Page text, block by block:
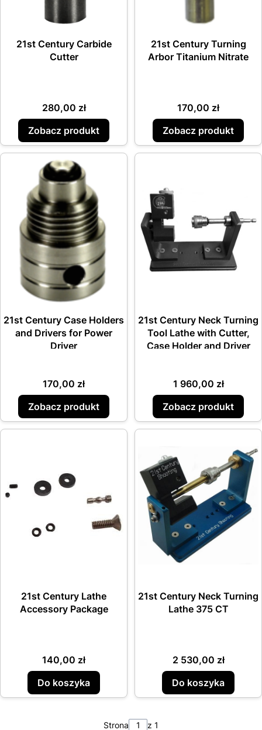
21st Century Carbide
Cutter
Cena
280,00 zł
Zobacz produkt
21st Century Turning
Arbor Titanium Nitrate
Cena
170,00 zł
Zobacz produkt
21st Century Case Holders
and Drivers for Power
Driver
Cena
170,00 zł
Zobacz produkt
21st Century Neck Turning
Tool Lathe with Cutter,
Case Holder and Driver
Cena
1 960,00 zł
Zobacz produkt
21st Century Lathe
Accessory Package
Cena
140,00 zł
Do koszyka
21st Century Neck Turning
Lathe 375 CT
Cena
2 530,00 zł
Do koszyka
Strona z 1